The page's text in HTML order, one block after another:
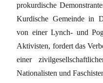
prokurdische
Kurdische Gemeinde in
von einer Lynch- und
Aktivisten, fordert das
einer
Nationalisten und